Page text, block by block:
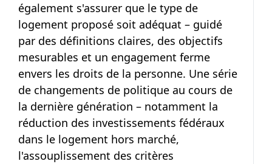
également s'assurer que le type de
logement proposé soit adéquat – guidé
par des définitions claires, des objectifs
mesurables et un engagement ferme
envers les droits de la personne. Une série
de changements de politique au cours de
la dernière génération – notamment la
réduction des investissements fédéraux
dans le logement hors marché,
l'assouplissement des critères